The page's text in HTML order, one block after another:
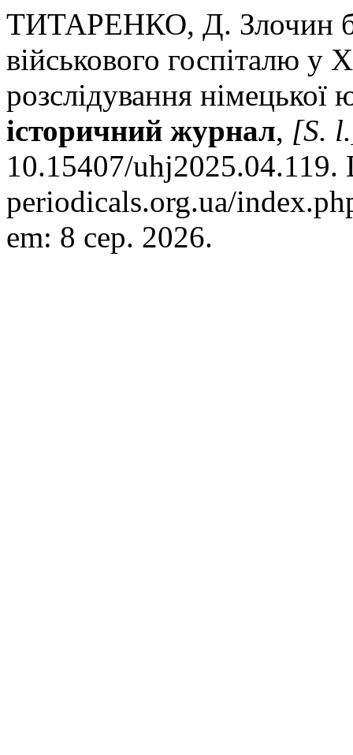
ТИТАРЕНКО, Д. Злочин
військового госпіталю у
розслідування німецької
історичний журнал, [S.
10.15407/
periodicals.org.ua/
em: 8 сер. 2026.